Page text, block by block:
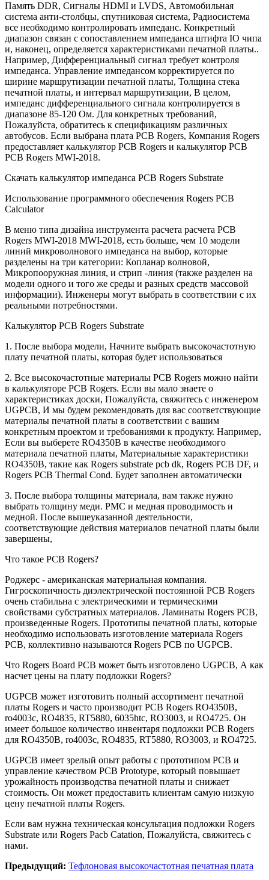
Память DDR, Сигналы HDMI и LVDS, Автомобильная
система анти-столбцы, спутниковая система, Радиосистема
все необходимо контролировать импеданс. Конкретный
диапазон связан с сопоставлением импеданса штифта IO чипа
и, наконец, определяется характеристиками печатной платы..
Например, Дифференциальный сигнал требует контроля
импеданса. Управление импедансом корректируется по
ширине маршрутизации печатной платы, Толщина стека
печатной платы, и интервал маршрутизации, В целом,
импеданс дифференциального сигнала контролируется в
диапазоне 85-120 Ом. Для конкретных требований,
Пожалуйста, обратитесь к спецификациям различных
автобусов. Если выбрана плата PCB Rogers, Компания Rogers
предоставляет калькулятор PCB Rogers и калькулятор PCB
PCB Rogers MWI-2018.
Скачать калькулятор импеданса PCB Rogers Substrate
Использование программного обеспечения Rogers PCB
Calculator
В меню типа дизайна инструмента расчета расчета PCB
Rogers MWI-2018 MWI-2018, есть больше, чем 10 модели
линий микроволнового импеданса на выбор, которые
разделены на три категории: Копланар волновой,
Микропооружная линия, и стрип -линия (также разделен на
модели одного и того же среды и разных средств массовой
информации). Инженеры могут выбрать в соответствии с их
реальными потребностями.
Калькулятор PCB Rogers Substrate
1. После выбора модели, Начните выбрать высокочастотную
плату печатной платы, которая будет использоваться
2. Все высокочастотные материалы PCB Rogers можно найти
в калькуляторе PCB Rogers. Если вы мало знаете о
характеристиках доски, Пожалуйста, свяжитесь с инженером
UGPCB, И мы будем рекомендовать для вас соответствующие
материалы печатной платы в соответствии с вашим
конкретным проектом и требованиями к продукту. Например,
Если вы выберете RO4350B в качестве необходимого
материала печатной платы, Материальные характеристики
RO4350B, такие как Rogers substrate pcb dk, Rogers PCB DF, и
Rogers PCB Thermal Cond. Будет заполнен автоматически
3. После выбора толщины материала, вам также нужно
выбрать толщину меди. РМС и медная проводимость и
медной. После вышеуказанной деятельности,
соответствующие действия материалов печатной платы были
завершены,
Что такое PCB Rogers?
Роджерс - американская материальная компания.
Гигроскопичность диэлектрической постоянной PCB Rogers
очень стабильна с электрическими и термическими
свойствами субстратных материалов. Ламинаты Rogers PCB,
произведенные Rogers. Прототипы печатной платы, которые
необходимо использовать изготовление материала Rogers
PCB, коллективно называются Rogers PCB по UGPCB.
Что Rogers Board PCB может быть изготовлено UGPCB, А как
насчет цены на плату подложки Rogers?
UGPCB может изготовить полный ассортимент печатной
платы Rogers и часто производит PCB Rogers RO4350B,
ro4003c, RO4835, RT5880, 6035htc, RO3003, и RO4725. Он
имеет большое количество инвентаря подложки PCB Rogers
для RO4350B, ro4003c, RO4835, RT5880, RO3003, и RO4725.
UGPCB имеет зрелый опыт работы с прототипом PCB и
управление качеством PCB Prototype, который повышает
урожайность производства печатной платы и снижает
стоимость. Он может предоставить клиентам самую низкую
цену печатной платы Rogers.
Если вам нужна техническая консультация подложки Rogers
Substrate или Rogers Pacb Catation, Пожалуйста, свяжитесь с
нами.
Предыдущий: Тефлоновая высокочастотная печатная плата